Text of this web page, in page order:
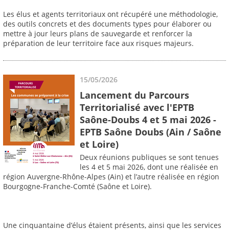
Les élus et agents territoriaux ont récupéré une méthodologie,
des outils concrets et des documents types pour élaborer ou
mettre à jour leurs plans de sauvegarde et renforcer la
préparation de leur territoire face aux risques majeurs.
15/05/2026
Lancement du Parcours
Territorialisé avec l'EPTB
Saône-Doubs 4 et 5 mai 2026 -
EPTB Saône Doubs (Ain / Saône
et Loire)
Deux réunions publiques se sont tenues
les 4 et 5 mai 2026, dont une réalisée en
région Auvergne-Rhône-Alpes (Ain) et l’autre réalisée en région
Bourgogne-Franche-Comté (Saône et Loire).
Une cinquantaine d’élus étaient présents, ainsi que les services